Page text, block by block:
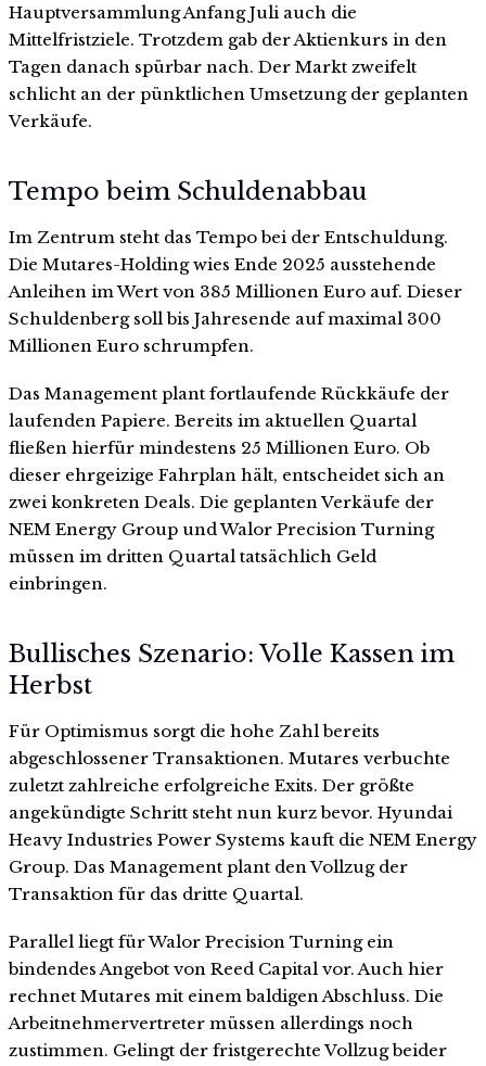
Hauptversammlung Anfang Juli auch die
Mittelfristziele. Trotzdem gab der Aktienkurs in den
Tagen danach spürbar nach. Der Markt zweifelt
schlicht an der pünktlichen Umsetzung der geplanten
Verkäufe.
Tempo beim Schuldenabbau
Im Zentrum steht das Tempo bei der Entschuldung.
Die Mutares-Holding wies Ende 2025 ausstehende
Anleihen im Wert von 385 Millionen Euro auf. Dieser
Schuldenberg soll bis Jahresende auf maximal 300
Millionen Euro schrumpfen.
Das Management plant fortlaufende Rückkäufe der
laufenden Papiere. Bereits im aktuellen Quartal
fließen hierfür mindestens 25 Millionen Euro. Ob
dieser ehrgeizige Fahrplan hält, entscheidet sich an
zwei konkreten Deals. Die geplanten Verkäufe der
NEM Energy Group und Walor Precision Turning
müssen im dritten Quartal tatsächlich Geld
einbringen.
Bullisches Szenario: Volle Kassen im
Herbst
Für Optimismus sorgt die hohe Zahl bereits
abgeschlossener Transaktionen. Mutares verbuchte
zuletzt zahlreiche erfolgreiche Exits. Der größte
angekündigte Schritt steht nun kurz bevor. Hyundai
Heavy Industries Power Systems kauft die NEM Energy
Group. Das Management plant den Vollzug der
Transaktion für das dritte Quartal.
Parallel liegt für Walor Precision Turning ein
bindendes Angebot von Reed Capital vor. Auch hier
rechnet Mutares mit einem baldigen Abschluss. Die
Arbeitnehmervertreter müssen allerdings noch
zustimmen. Gelingt der fristgerechte Vollzug beider